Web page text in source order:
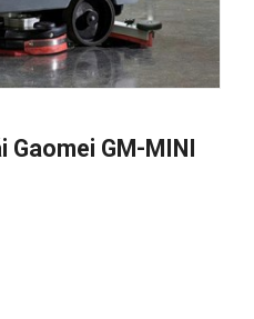
Gaomei GM-MINI